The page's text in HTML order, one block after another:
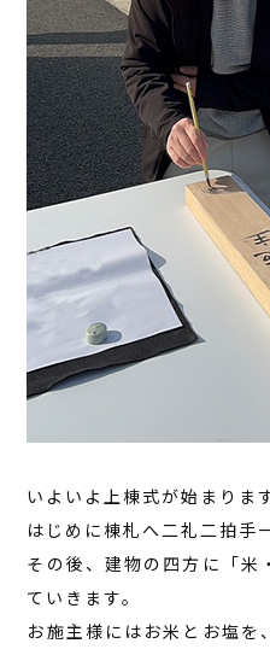
いよいよ上棟式が始まります
はじめに棟札へ二礼二拍手
その後、建物の四方に「米
ていきます。
お施主様にはお米とお塩を